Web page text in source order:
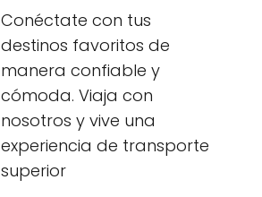
Conéctate con tus
destinos favoritos de
manera confiable y
cómoda. Viaja con
nosotros y vive una
experiencia de transporte
superior